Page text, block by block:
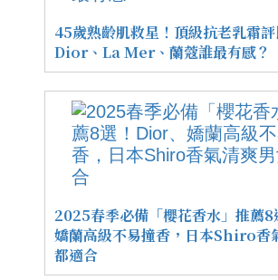
45歲熟齡肌救星！頂級抗老乳霜評
Dior、La Mer、蘭蔻誰最有感？
2025春季必備「櫻花香水」推薦
嬌蘭高級不易撞香，日本Shiro香
都適合